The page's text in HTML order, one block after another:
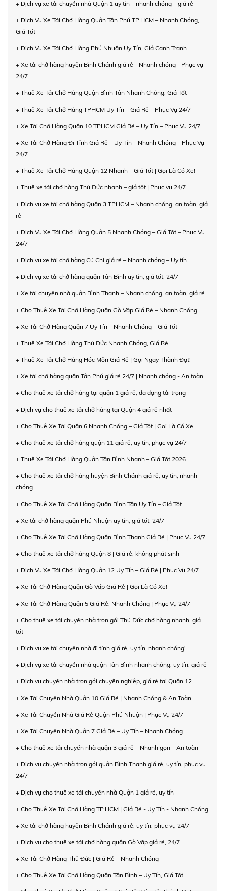
+ Dịch vụ xe tải chuyển nhà Quận 1 uy tín – nhanh chóng – giá rẻ
+ Dịch Vụ Xe Tải Chở Hàng Quận Tân Phú TP.HCM – Nhanh Chóng,
Giá Tốt
+ Dịch Vụ Xe Tải Chở Hàng Phú Nhuận Uy Tín, Giá Cạnh Tranh
+ Xe tải chở hàng huyện Bình Chánh giá rẻ - Nhanh chóng - Phục vụ
24/7
+ Thuê Xe Tải Chở Hàng Quận Bình Tân Nhanh Chóng, Giá Tốt
+ Thuê Xe Tải Chở Hàng TPHCM Uy Tín – Giá Rẻ – Phục Vụ 24/7
+ Xe Tải Chở Hàng Quận 10 TPHCM Giá Rẻ – Uy Tín – Phục Vụ 24/7
+ Xe Tải Chở Hàng Đi Tỉnh Giá Rẻ – Uy Tín – Nhanh Chóng – Phục Vụ
24/7
+ Thuê Xe Tải Chở Hàng Quận 12 Nhanh – Giá Tốt | Gọi Là Có Xe!
+ Thuê xe tải chở hàng Thủ Đức nhanh – giá tốt | Phục vụ 24/7
+ Dịch vụ xe tải chở hàng Quận 3 TPHCM – Nhanh chóng, an toàn, giá
rẻ
+ Dịch Vụ Xe Tải Chở Hàng Quận 5 Nhanh Chóng – Giá Tốt – Phục Vụ
24/7
+ Dịch vụ xe tải chở hàng Củ Chi giá rẻ – Nhanh chóng – Uy tín
+ Dịch vụ xe tải chở hàng quận Tân Bình uy tín, giá tốt, 24/7
+ Xe tải chuyển nhà quận Bình Thạnh – Nhanh chóng, an toàn, giá rẻ
+ Cho Thuê Xe Tải Chở Hàng Quận Gò Vấp Giá Rẻ – Nhanh Chóng
+ Xe Tải Chở Hàng Quận 7 Uy Tín – Nhanh Chóng – Giá Tốt
+ Thuê Xe Tải Chở Hàng Thủ Đức Nhanh Chóng, Giá Rẻ
+ Thuê Xe Tải Chở Hàng Hóc Môn Giá Rẻ | Gọi Ngay Thành Đạt!
+ Xe tải chở hàng quận Tân Phú giá rẻ 24/7 | Nhanh chóng - An toàn
+ Cho thuê xe tải chở hàng tại quận 1 giá rẻ, đa dạng tải trọng
+ Dịch vụ cho thuê xe tải chở hàng tại Quận 4 giá rẻ nhất
+ Cho Thuê Xe Tải Quận 6 Nhanh Chóng – Giá Tốt | Gọi Là Có Xe
+ Cho thuê xe tải chở hàng quận 11 giá rẻ, uy tín, phục vụ 24/7
+ Thuê Xe Tải Chở Hàng Quận Tân Bình Nhanh – Giá Tốt 2026
+ Cho thuê xe tải chở hàng huyện Bình Chánh giá rẻ, uy tín, nhanh
chóng
+ Cho Thuê Xe Tải Chở Hàng Quận Bình Tân Uy Tín – Giá Tốt
+ Xe tải chở hàng quận Phú Nhuận uy tín, giá tốt, 24/7
+ Cho Thuê Xe Tải Chở Hàng Quận Bình Thạnh Giá Rẻ | Phục Vụ 24/7
+ Cho thuê xe tải chở hàng Quận 8 | Giá rẻ, không phát sinh
+ Dịch Vụ Xe Tải Chở Hàng Quận 12 Uy Tín – Giá Rẻ | Phục Vụ 24/7
+ Xe Tải Chở Hàng Quận Gò Vấp Giá Rẻ | Gọi Là Có Xe!
+ Xe Tải Chở Hàng Quận 5 Giá Rẻ, Nhanh Chóng | Phục Vụ 24/7
+ Cho thuê xe tải chuyển nhà trọn gói Thủ Đức chở hàng nhanh, giá
tốt
+ Dịch vụ xe tải chuyển nhà đi tỉnh giá rẻ, uy tín, nhanh chóng!
+ Dịch vụ xe tải chuyển nhà quận Tân Bình nhanh chóng, uy tín, giá rẻ
+ Dịch vụ chuyển nhà trọn gói chuyên nghiệp, giá rẻ tại Quận 12
+ Xe Tải Chuyển Nhà Quận 10 Giá Rẻ | Nhanh Chóng & An Toàn
+ Xe Tải Chuyển Nhà Giá Rẻ Quận Phú Nhuận | Phục Vụ 24/7
+ Xe Tải Chuyển Nhà Quận 7 Giá Rẻ – Uy Tín – Nhanh Chóng
+ Cho thuê xe tải chuyển nhà quận 3 giá rẻ – Nhanh gọn – An toàn
+ Dịch vụ chuyển nhà trọn gói quận Bình Thạnh giá rẻ, uy tín, phục vụ
24/7
+ Dịch vụ cho thuê xe tải chuyển nhà Quận 1 giá rẻ, uy tín
+ Cho Thuê Xe Tải Chở Hàng TP.HCM | Giá Rẻ - Uy Tín - Nhanh Chóng
+ Xe tải chở hàng huyện Bình Chánh giá rẻ, uy tín, phục vụ 24/7
+ Dịch vụ cho thuê xe tải chở hàng quận Gò Vấp giá rẻ, 24/7
+ Xe Tải Chở Hàng Thủ Đức | Giá Rẻ – Nhanh Chóng
+ Cho Thuê Xe Tải Chở Hàng Quận Tân Bình – Uy Tín, Giá Tốt